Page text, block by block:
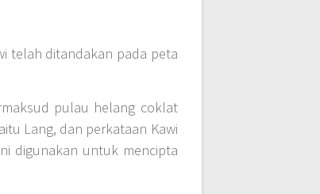
telah ditandakan pada peta
pulau helang coklat
Lang, dan perkataan Kawi
digunakan untuk mencipta